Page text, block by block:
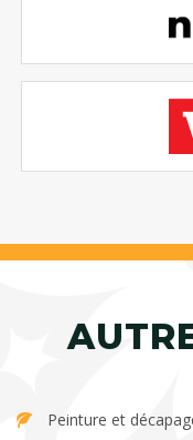
Peinture et